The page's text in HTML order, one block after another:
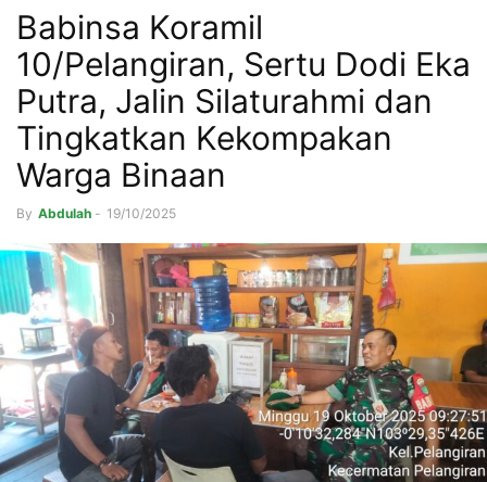
Babinsa Koramil
10/Pelangiran, Sertu Dodi Eka
Putra, Jalin Silaturahmi dan
Tingkatkan Kekompakan
Warga Binaan
By Abdulah - 19/10/2025